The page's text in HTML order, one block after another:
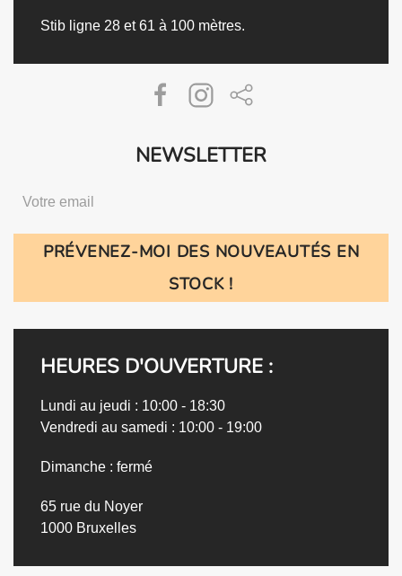
Stib ligne 28 et 61 à 100 mètres.
NEWSLETTER
PRÉVENEZ-MOI DES NOUVEAUTÉS EN
STOCK !
HEURES D'OUVERTURE :
Lundi au jeudi : 10:00 - 18:30
Vendredi au samedi : 10:00 - 19:00
Dimanche : fermé
65 rue du Noyer
1000 Bruxelles